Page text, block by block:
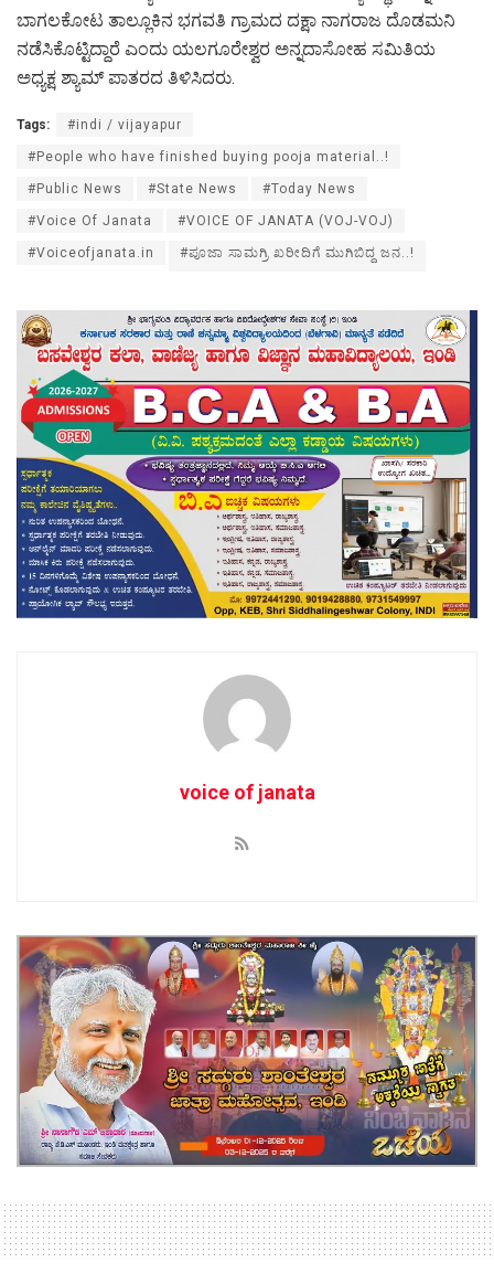
ಬಾಗಲಕೋಟ ತಾಲ್ಲೂಕಿನ ಭಗವತಿ ಗ್ರಾಮದ ದಕ್ಷಾ ನಾಗರಾಜ ದೊಡಮನಿ
ನಡೆಸಿಕೊಟ್ಟಿದ್ದಾರೆ ಎಂದು ಯಲಗೂರೇಶ್ವರ ಅನ್ನದಾಸೋಹ ಸಮಿತಿಯ
ಅಧ್ಯಕ್ಷ ಶ್ಯಾಮ್ ಪಾತರದ ತಿಳಿಸಿದರು.
Tags: #indi / vijayapur
#People who have finished buying pooja material..!
#Public News #State News #Today News
#Voice Of Janata #VOICE OF JANATA (VOJ-VOJ)
#Voiceofjanata.in #ಪೂಜಾ ಸಾಮಗ್ರಿ ಖರೀದಿಗೆ ಮುಗಿಬಿದ್ದ ಜನ..!
voice of janata